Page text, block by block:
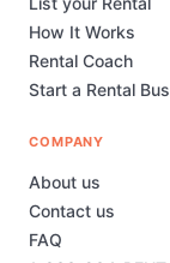
How It Works
Rental Coach
Start a Rental
COMPANY
About us
Contact us
FAQ